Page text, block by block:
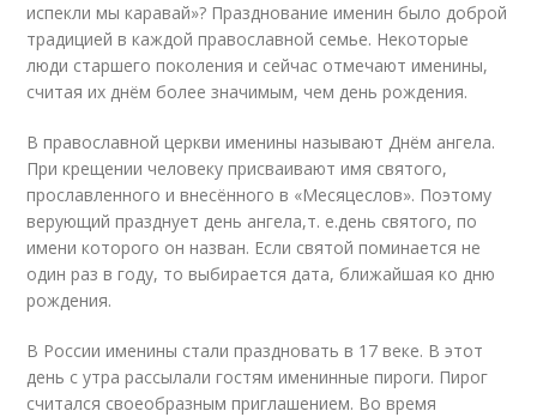
испекли мы каравай»? Празднование именин было доброй
традицией в каждой православной семье. Некоторые
люди старшего поколения и сейчас отмечают именины,
считая их днём более значимым, чем день рождения.
В православной церкви именины называют Днём ангела.
При крещении человеку присваивают имя святого,
прославленного и внесённого в «Месяцеслов». Поэтому
верующий празднует день ангела,т. е.день святого, по
имени которого он назван. Если святой поминается не
один раз в году, то выбирается дата, ближайшая ко дню
рождения.
В России именины стали праздновать в 17 веке. В этот
день с утра рассылали гостям именинные пироги. Пирог
считался своеобразным приглашением. Во время